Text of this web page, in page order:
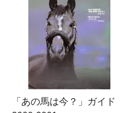
「あの馬は今？」ガイド